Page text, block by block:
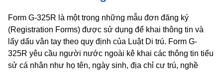
Form G-325R là một trong những mẫu đơn đăng ký
(Registration Forms) được sử dụng để khai thông tin và
lấy dấu vân tay theo quy định của Luật Di trú. Form G-
325R yêu cầu người nước ngoài kê khai các thông tin tiểu
sử cá nhân như họ tên, ngày sinh, địa chỉ cư trú, nghề